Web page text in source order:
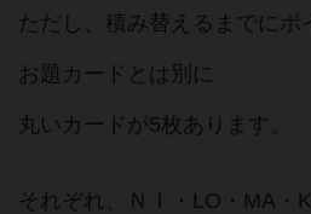
ただし、積み替えるまでにポ
お題カードとは別に
丸いカードが5枚あります。
それぞれ、ＮＩ・LO・MA・